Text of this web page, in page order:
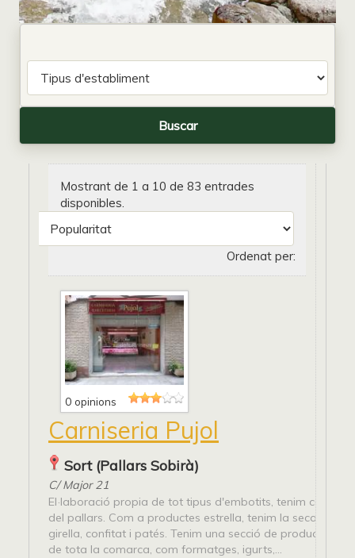
Mostrant de 1 a 10 de 83 entrades
disponibles.
Ordenat per:
0 opinions
Carniseria Pujol
Sort (Pallars Sobirà)
C/ Major 21
El·laboració propia de tot tipus d'embotits, tenim corder i
del pallars. Com a productes estrella, tenim la secallona,
girella, confitat i patés. Tenim una secció de productes
de tota la comarca, com formatges, igurts,...